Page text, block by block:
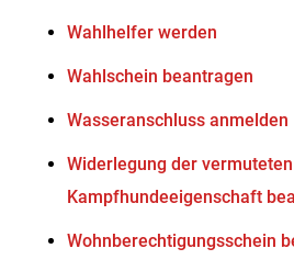
Wahlhelfer werden
Wahlschein beantragen
Wasseranschluss anmelden
Widerlegung der vermuteten
Kampfhundeeigenschaft
Wohnberechtigungsschein